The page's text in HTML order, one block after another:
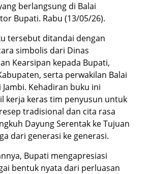
berlangsung di Balai
Bupati. Rabu (13/05/26).
tersebut ditandai dengan
simbolis dari Dinas
Kearsipan kepada Bupati,
serta perwakilan Balai
Jambi. Kehadiran buku ini
kerja keras tim penyusun untuk
tradisional dan cita rasa
Dayung Serentak ke Tujuan
dari generasi ke generasi.
Bupati mengapresiasi
bentuk nyata dari perluasan